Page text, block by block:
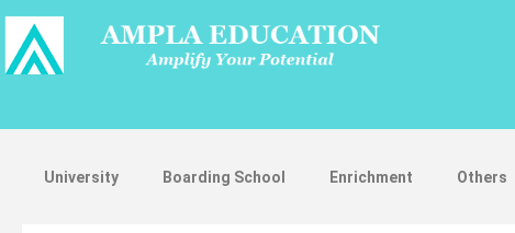
University Boarding School Enrichment Others